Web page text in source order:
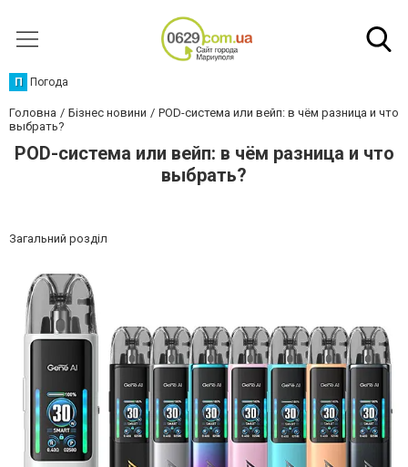
П Погода
Головна Бізнес новини
POD-система или вейп: в чём разница и что
выбрать?
POD-система или вейп: в чём разница и что
выбрать?
Загальний розділ